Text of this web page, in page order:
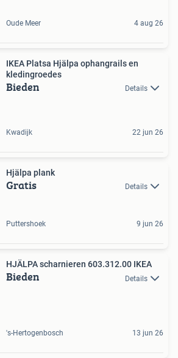
Oude Meer 4 aug 26
IKEA Platsa Hjälpa ophangrails en
kledingroedes
Bieden Details
Kwadijk 22 jun 26
Hjälpa plank
Gratis Details
Puttershoek 9 jun 26
HJÄLPA scharnieren 603.312.00 IKEA
Bieden Details
's-Hertogenbosch 13 jun 26